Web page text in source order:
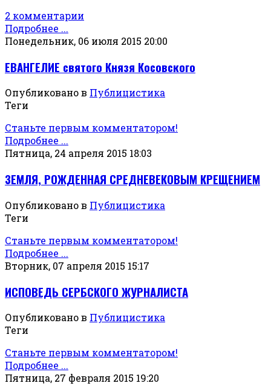
2 комментарии
Подробнее ...
Понедельник, 06 июля 2015 20:00
ЕВАНГЕЛИЕ святого Князя Косовского
Опубликовано в Публицистика
Теги
Станьте первым комментатором!
Подробнее ...
Пятница, 24 апреля 2015 18:03
ЗЕМЛЯ, РОЖДЕННАЯ СРЕДНЕВЕКОВЫМ КРЕЩЕНИЕМ
Опубликовано в Публицистика
Теги
Станьте первым комментатором!
Подробнее ...
Вторник, 07 апреля 2015 15:17
ИСПОВЕДЬ СЕРБСКОГО ЖУРНАЛИСТА
Опубликовано в Публицистика
Теги
Станьте первым комментатором!
Подробнее ...
Пятница, 27 февраля 2015 19:20